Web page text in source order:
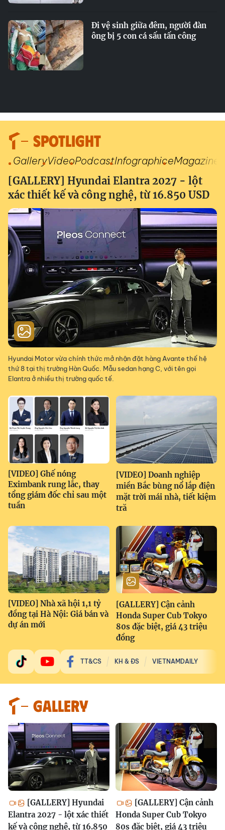
Đi vệ sinh giữa đêm, người đàn
ông bị 5 con cá sấu tấn công
SPOTLIGHT
GalleryVideoPodcastInfographiceMagazine
[GALLERY] Hyundai Elantra 2027 - lột
xác thiết kế và công nghệ, từ 16.850 USD
Hyundai Motor vừa chính thức mở nhận đặt hàng Avante thế hệ
thứ 8 tại thị trường Hàn Quốc. Mẫu sedan hạng C, với tên gọi
Elantra ở nhiều thị trường quốc tế.
[VIDEO] Ghế nóng
Eximbank rung lắc, thay
tổng giám đốc chỉ sau một
tuần
[VIDEO] Doanh nghiệp
miền Bắc bùng nổ lắp điện
mặt trời mái nhà, tiết kiệm
tră
[VIDEO] Nhà xã hội 1,1 tỷ
đồng tại Hà Nội: Giá bán và
dự án mới
[GALLERY] Cận cảnh
Honda Super Cub Tokyo
80s đặc biệt, giá 43 triệu
đồng
TT&CS KH & ĐS VIETNAMDAILY
GALLERY
[GALLERY] Hyundai
Elantra 2027 - lột xác thiết
kế và công nghệ, từ 16.850
[GALLERY] Cận cảnh
Honda Super Cub Tokyo
80s đặc biệt, giá 43 triệu